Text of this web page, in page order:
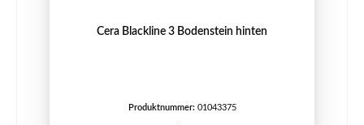
Cera Blackline 3 Bodenstein hinten
Produktnummer: 01043375